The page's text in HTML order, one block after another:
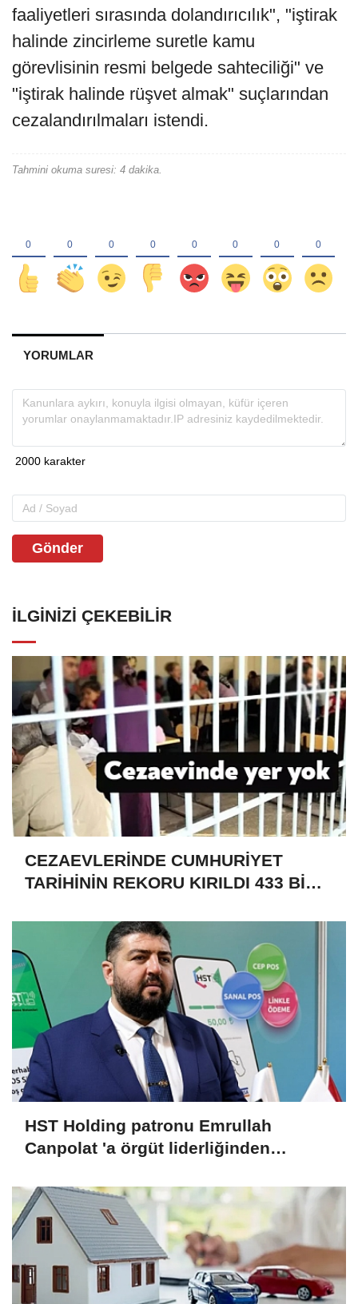
faaliyetleri sırasında dolandırıcılık", "iştirak
halinde zincirleme suretle kamu
görevlisinin resmi belgede sahteciliği" ve
"iştirak halinde rüşvet almak" suçlarından
cezalandırılmaları istendi.
Tahmini okuma suresi: 4 dakika.
YORUMLAR
Gönder
İLGINIZI ÇEKEBILIR
CEZAEVLERİNDE CUMHURİYET
TARİHİNİN REKORU KIRILDI 433 BİN
HST Holding patronu Emrullah
Canpolat 'a örgüt liderliğinden
malvarlığına el konuldu